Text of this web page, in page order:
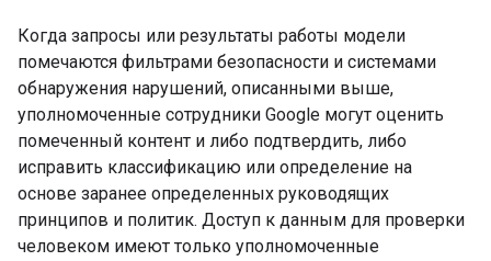
Когда запросы или результаты работы модели
помечаются фильтрами безопасности и системами
обнаружения нарушений, описанными выше,
уполномоченные сотрудники Google могут оценить
помеченный контент и либо подтвердить, либо
исправить классификацию или определение на
основе заранее определенных руководящих
принципов и политик. Доступ к данным для проверки
человеком имеют только уполномоченные